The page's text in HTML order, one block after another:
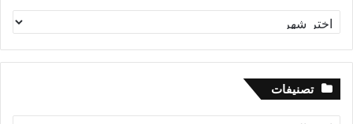
تصنيفات